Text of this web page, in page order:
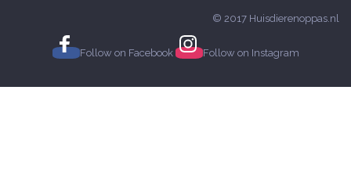
© 2017 Huisdierenoppas.nl
Follow on Facebook Follow on Instagram